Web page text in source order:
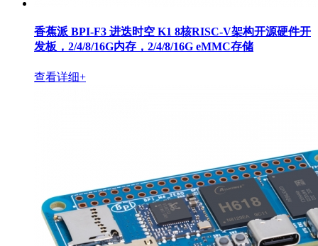
香蕉派 BPI-F3 进迭时空 K1 8核RISC-V架构开源硬件开
发板，2/4/8/16G内存，2/4/8/16G eMMC存储
查看详细+